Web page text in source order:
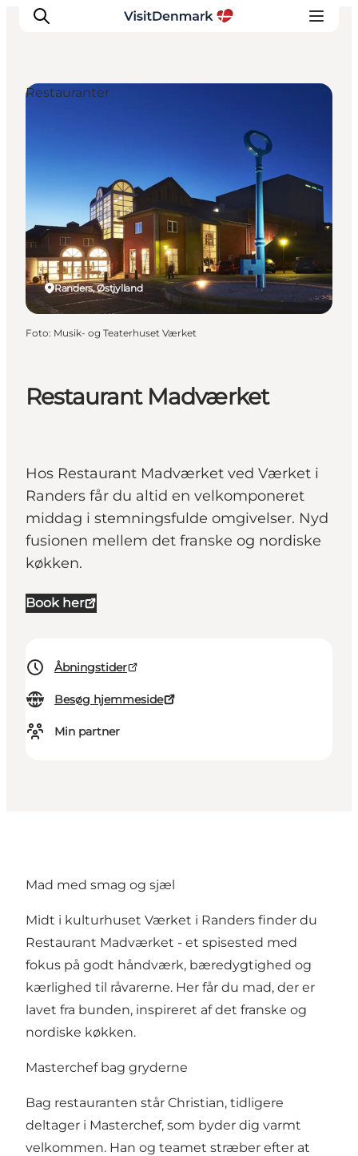
Oplevelser
Overnatning
Planlæg ferien
Restaurant Madværket
Hos Restaurant Madværket ved Værket i
Randers får du altid en velkomponeret
middag i stemningsfulde omgivelser. Nyd
fusionen mellem det franske og nordiske
køkken.
Book her
Åbningstider
Besøg hjemmeside
Min partner
Randers, Østjylland
Restauranter
Foto: Musik- og Teaterhuset Værket
Mad med smag og sjæl
Midt i kulturhuset Værket i Randers finder du
Restaurant Madværket - et spisested med
fokus på godt håndværk, bæredygtighed og
kærlighed til råvarerne. Her får du mad, der er
lavet fra bunden, inspireret af det franske og
nordiske køkken.
Masterchef bag gryderne
Bag restauranten står Christian, tidligere
deltager i Masterchef, som byder dig varmt
velkommen. Han og teamet stræber efter at